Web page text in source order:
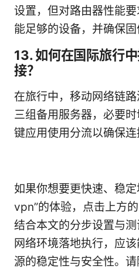
设置，但对路由器性能
能足够的设备，并确保固
13. 如何在国际旅行
接？
在旅行中，移动网络链
三组备用服务器，必要
键应用使用分流以确保连
如果你想要更快速、稳
vpn”的体验，点击上方
结合本文的分步设置与
网络环境落地执行，应
源的稳定性与安全性。